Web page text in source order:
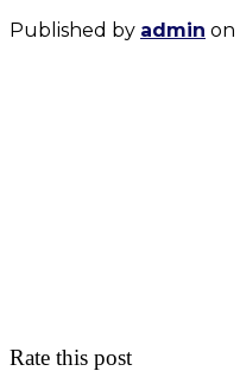
Published by admin on
Rate this post